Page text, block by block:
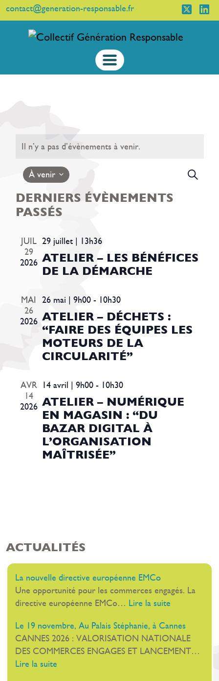
contact@generation-responsable.fr
Il n’y a pas d’évènements à venir.
À venir
une
date.
DERNIERS ÉVÈNEMENTS
PASSÉS
JUIL
29
2026
29 juillet | 13h36
ATELIER – LES BÉNÉFICES
DE LA DÉMARCHE
MAI
26
2026
26 mai | 9h00- 10h30
ATELIER – DÉCHETS :
“FAIRE DES ÉQUIPES LES
MOTEURS DE LA
CIRCULARITÉ”
AVR
14
2026
14 avril | 9h00- 10h30
ATELIER – NUMÉRIQUE
EN MAGASIN : “DU
BAZAR DIGITAL À
L’ORGANISATION
MAÎTRISÉE”
ACTUALITÉS
La nouvelle directive européenne EMCo
Une opportunité pour les commerces engagés. La
directive européenne EMCo… Lire la suite
nouvelle
directive
européenne
Le 19 novembre, Au Palais Stéphanie, à Cannes
CANNES 2026 : VALORISATION NATIONALE
DES COMMERCES ENGAGES ET LANCEMENT…
Lire la suite